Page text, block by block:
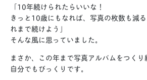
「10年続けられたらいいな！
きっと10歳にもなれば、写真の枚数も減
れまで続けよう」
そんな風に思っていました。
まさか、この年まで写真アルバムをつく
自分でもびっくりです。